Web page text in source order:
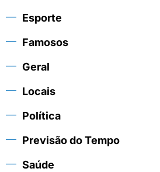
Esporte
Famosos
Geral
Locais
Política
Previsão do Tempo
Saúde